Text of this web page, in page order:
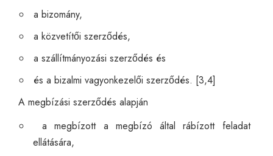
a bizomány,
a közvetítői szerződés,
a szállítmányozási szerződés és
és a bizalmi vagyonkezelői szerződés. [3,4]
A megbízási szerződés alapján
a megbízott a megbízó által rábízott feladat
ellátására,